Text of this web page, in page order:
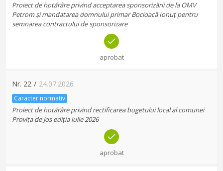
Proiect de hotărâre privind acceptarea sponsorizării de la OMV
Petrom și mandatarea domnului primar Bocioacă Ionuț pentru
semnarea contractului de sponsorizare
aprobat
Nr. 22 / 24.07.2026
Caracter normativ
Proiect de hotărâre privind rectificarea bugetului local al comunei
Provița de Jos ediția iulie 2026
aprobat